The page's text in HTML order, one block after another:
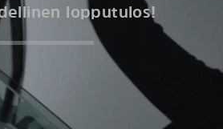
lopputulos!